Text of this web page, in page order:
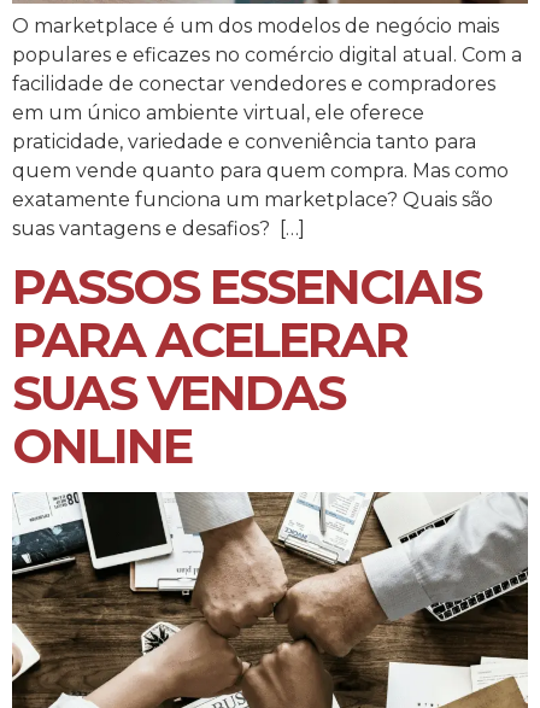
O marketplace é um dos modelos de negócio mais
populares e eficazes no comércio digital atual. Com a
facilidade de conectar vendedores e compradores
em um único ambiente virtual, ele oferece
praticidade, variedade e conveniência tanto para
quem vende quanto para quem compra. Mas como
exatamente funciona um marketplace? Quais são
suas vantagens e desafios? […]
PASSOS ESSENCIAIS
PARA ACELERAR
SUAS VENDAS
ONLINE